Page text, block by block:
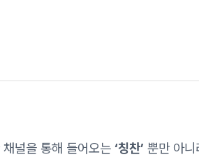
널을 통해 들어오는 ‘칭찬’ 뿐만 아니